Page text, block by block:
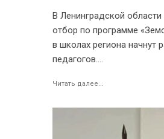
В Ленинградской
отбор по программе
в школах региона начнут
педагогов....
Читать далее...